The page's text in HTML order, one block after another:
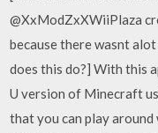
@XxModZxXWiiPlaza
because there wasnt
does this do?] With this
U version of Minecraft
that you can play